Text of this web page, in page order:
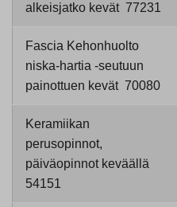
alkeisjatko kevät 77231
Fascia Kehonhuolto
niska-hartia -seutuun
painottuen kevät 70080
Keramiikan
perusopinnot,
päiväopinnot keväällä
54151